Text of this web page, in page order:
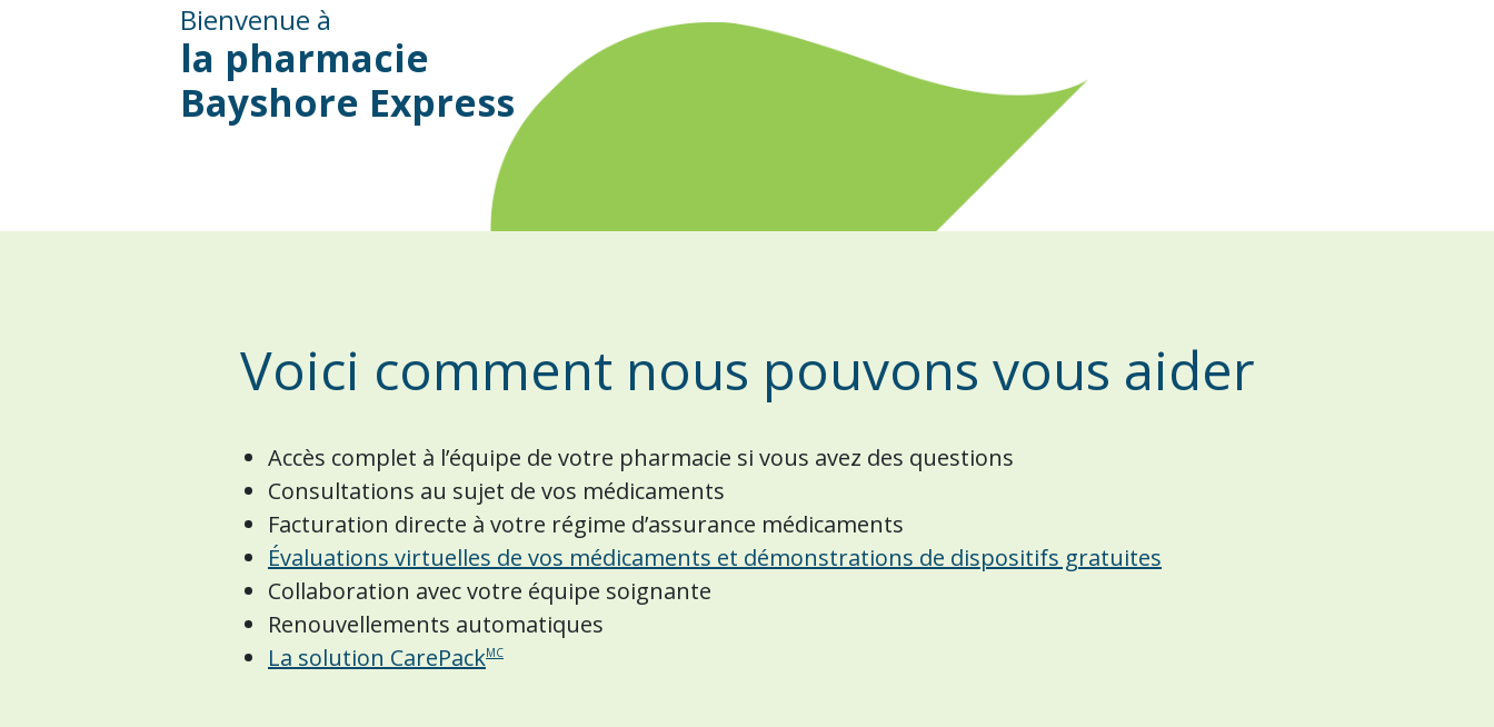
Bienvenue à
la pharmacie
Bayshore Express
Voici comment nous pouvons vous aider
Accès complet à l’équipe de votre pharmacie si vous avez des questions
Consultations au sujet de vos médicaments
Facturation directe à votre régime d’assurance médicaments
Évaluations virtuelles de vos médicaments et démonstrations de dispositifs gratuites
Collaboration avec votre équipe soignante
Renouvellements automatiques
La solution CarePackMC